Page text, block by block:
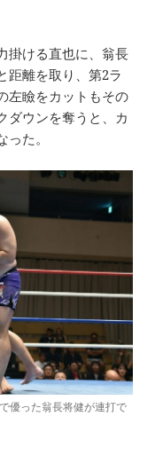
掛ける直也に、翁長
距離を取り、第2ラ
左瞼をカットもその
ダウンを奪うと、カ
た。
優った翁長将健が連打で